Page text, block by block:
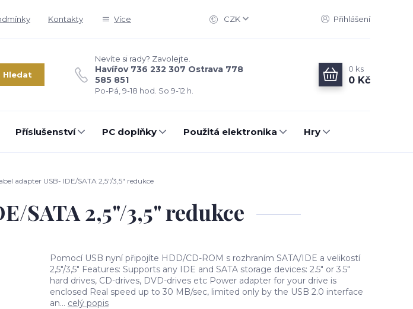
Kontakty Více CZK Přihlášení
Hledat
Nevíte si rady? Zavolejte.
Havířov 736 232 307 Ostrava 778
585 851
Po-Pá, 9-18 hod. So 9-12 h.
0 ks
0 Kč
Příslušenství PC doplňky Použitá elektronika Hry
adapter USB- IDE/SATA 2,5"/3,5" redukce
SATA 2,5"/3,5" redukce
Pomocí USB nyní připojíte HDD/CD-ROM s rozhraním SATA/IDE a velikostí
2,5"/3,5" Features: Supports any IDE and SATA storage devices: 2.5" or 3.5"
hard drives, CD-drives, DVD-drives etc Power adapter for your drive is
enclosed Real speed up to 30 MB/sec, limited only by the USB 2.0 interface
an... celý popis